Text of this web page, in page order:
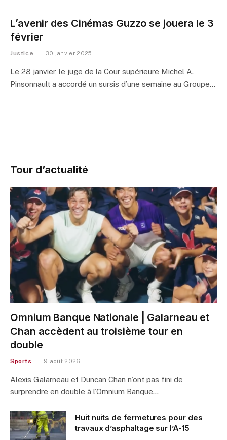
L’avenir des Cinémas Guzzo se jouera le 3
février
Justice 30 janvier 2025
Le 28 janvier, le juge de la Cour supérieure Michel A.
Pinsonnault a accordé un sursis d’une semaine au Groupe…
Tour d’actualité
Omnium Banque Nationale | Galarneau et
Chan accèdent au troisième tour en
double
Sports 9 août 2026
Alexis Galarneau et Duncan Chan n’ont pas fini de
surprendre en double à l’Omnium Banque…
Huit nuits de fermetures pour des
travaux d’asphaltage sur l’A-15